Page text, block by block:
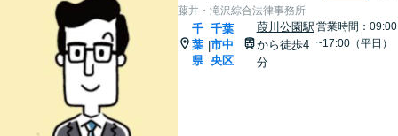
藤井・滝沢綜合法律事務所
千
葉
県
|
千葉
市中
央区
葭川公園駅
から徒歩4
分
営業時間：09:00
~17:00（平日）